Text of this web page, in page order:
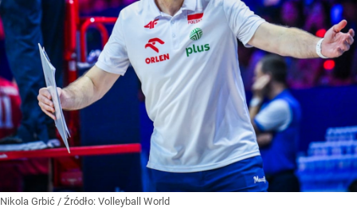
Nikola Grbić / Źródło: Volleyball World